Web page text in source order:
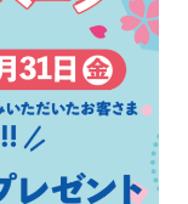
い
card
ズ